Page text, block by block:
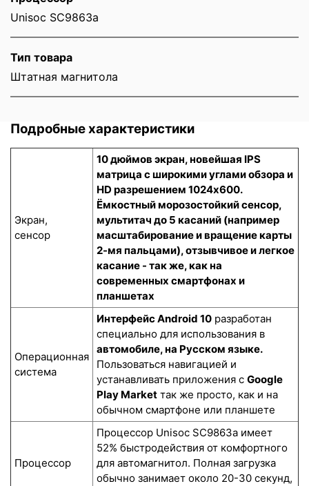
Unisoc SC9863a
Тип товара
Штатная магнитола
Подробные характеристики
Экран,
сенсор
10 дюймов экран, новейшая IPS
матрица с широкими углами обзора и
HD разрешением 1024x600.
Ёмкостный морозостойкий сенсор,
мультитач до 5 касаний (например
масштабирование и вращение карты
2-мя пальцами), отзывчивое и легкое
касание - так же, как на
современных смартфонах и
планшетах
Операционная
система
Интерфейс Android 10 разработан
специально для использования в
автомобиле, на Русском языке.
Пользоваться навигацией и
устанавливать приложения с Google
Play Market так же просто, как и на
обычном смартфоне или планшете
Процессор
Процессор Unisoc SC9863a имеет
52% быстродействия от комфортного
для автомагнитол. Полная загрузка
обычно занимает около 20-30 секунд,